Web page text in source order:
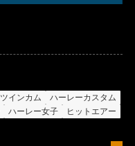
ツインカム
ハーレーカスタム
ハーレー女子 ヒットエアー